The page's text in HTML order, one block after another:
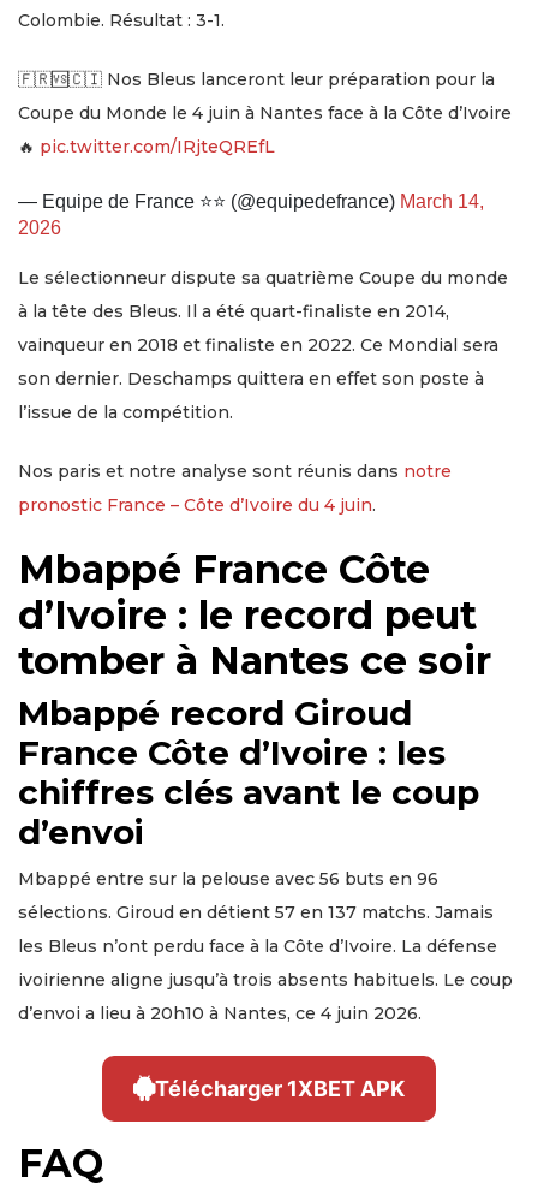
Colombie. Résultat : 3-1.
🇫🇷🆚🇨🇮 Nos Bleus lanceront leur préparation pour la
Coupe du Monde le 4 juin à Nantes face à la Côte d’Ivoire
🔥 pic.twitter.com/IRjteQREfL
— Equipe de France ⭐⭐ (@equipedefrance) March 14,
2026
Le sélectionneur dispute sa quatrième Coupe du monde
à la tête des Bleus. Il a été quart-finaliste en 2014,
vainqueur en 2018 et finaliste en 2022. Ce Mondial sera
son dernier. Deschamps quittera en effet son poste à
l’issue de la compétition.
Nos paris et notre analyse sont réunis dans notre
pronostic France – Côte d’Ivoire du 4 juin.
Mbappé France Côte
d’Ivoire : le record peut
tomber à Nantes ce soir
Mbappé record Giroud
France Côte d’Ivoire : les
chiffres clés avant le coup
d’envoi
Mbappé entre sur la pelouse avec 56 buts en 96
sélections. Giroud en détient 57 en 137 matchs. Jamais
les Bleus n’ont perdu face à la Côte d’Ivoire. La défense
ivoirienne aligne jusqu’à trois absents habituels. Le coup
d’envoi a lieu à 20h10 à Nantes, ce 4 juin 2026.
Télécharger 1XBET APK
FAQ